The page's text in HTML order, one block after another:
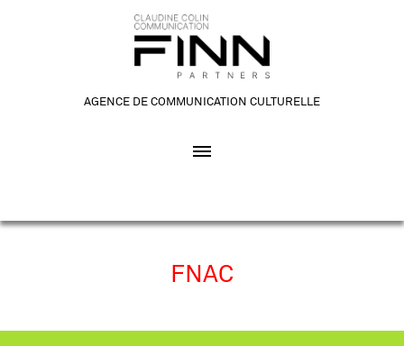
AGENCE DE COMMUNICATION CULTURELLE
FNAC